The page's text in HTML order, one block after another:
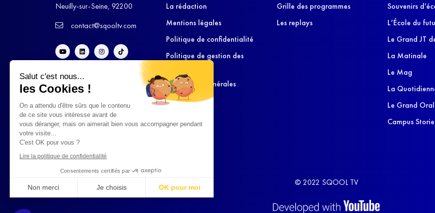
Salut c'est nous...
les Cookies !
On a attendu d'être sûrs que le contenu
de ce site vous intéresse avant de
vous déranger, mais on aimerait bien vous accompagner pendant
votre visite...
C'est OK pour vous ?
Lire la politique de confidentialité
Consentements certifiés par
Non merci Je choisis OK pour moi
Neuilly-sur-Seine, 92200
contact@sqooltv.com
La rédaction
Mentions légales
Politique de confidentialité
Politique de gestion des
Conditions Générales
d’Utilisation
Grille des programmes
Les replays
Souvenirs
L’École du
Le Grand JT
La Matinale
Le Mag
La
Le Grand Oral
Campus
© 2022 SQOOL TV